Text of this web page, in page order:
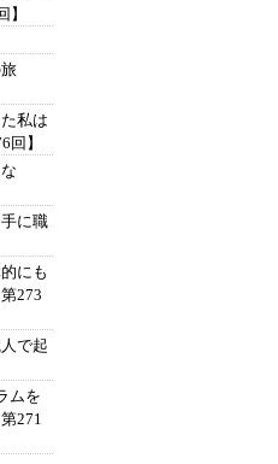
旅
私は
】
に職
にも
273
で起
ムを
271